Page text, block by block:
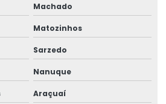
Código De Barras
Machado
Matozinhos
Sarzedo
Nanuque
Araçuaí